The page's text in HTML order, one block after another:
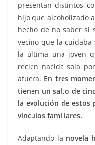
presentan distintos
hijo que alcoholizado
hecho de no saber si
vecino que la cuidaba
la última una joven
recién nacida sola
afuera. En tres
tienen un salto de
la evolución de estos
vínculos familiares.
Adaptando la novela